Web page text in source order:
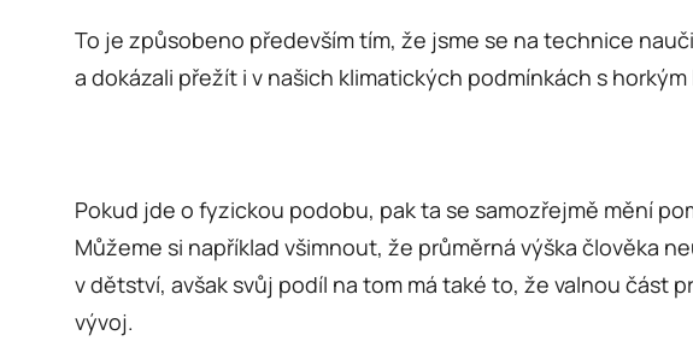
To je způsobeno především tím, že jsme se na technice
a dokázali přežít i v našich klimatických podmínkách s
Pokud jde o fyzickou podobu, pak ta se samozřejmě mění
Můžeme si například všimnout, že průměrná výška člověka
v dětství, avšak svůj podíl na tom má také to, že valnou část
vývoj.